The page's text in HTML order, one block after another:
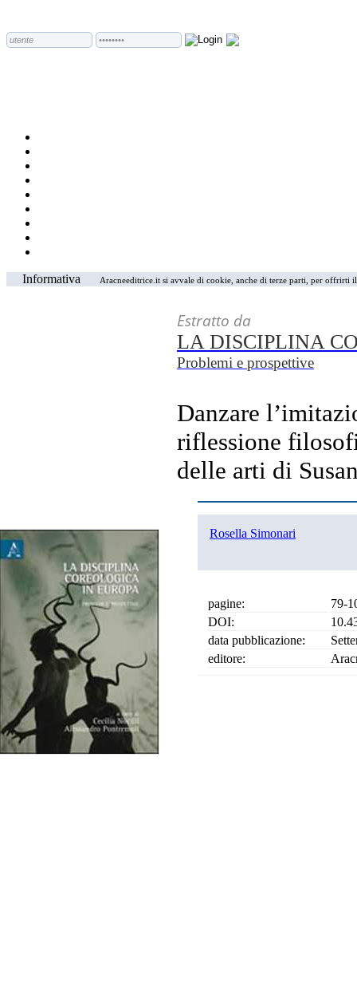
Informativa Aracneeditrice.it si avvale di cookie, anche di terze parti, per
Estratto da
LA DISCIPLINA
Problemi e prospettive
Danzare
riflessione
delle arti di
Rosella Simonari
pagine:
79-
DOI:
data pubblicazione:
editore: